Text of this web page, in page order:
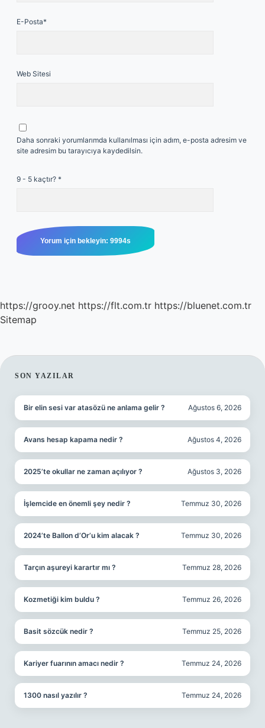
E-Posta*
Web Sitesi
Daha sonraki yorumlarımda kullanılması için adım, e-posta adresim ve
site adresim bu tarayıcıya kaydedilsin.
9 - 5 kaçtır? *
https://grooy.net https://flt.com.tr https://bluenet.com.tr
Sitemap
SIDEBAR
SON YAZILAR
Bir elin sesi var atasözü ne anlama gelir ? Ağustos 6, 2026
Avans hesap kapama nedir ? Ağustos 4, 2026
2025’te okullar ne zaman açılıyor ? Ağustos 3, 2026
İşlemcide en önemli şey nedir ? Temmuz 30, 2026
2024’te Ballon d’Or’u kim alacak ? Temmuz 30, 2026
Tarçın aşureyi karartır mı ? Temmuz 28, 2026
Kozmetiği kim buldu ? Temmuz 26, 2026
Basit sözcük nedir ? Temmuz 25, 2026
Kariyer fuarının amacı nedir ? Temmuz 24, 2026
1300 nasıl yazılır ? Temmuz 24, 2026